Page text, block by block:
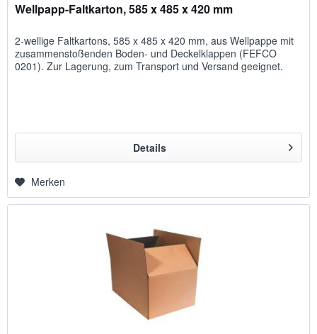
Wellpapp-Faltkarton, 585 x 485 x 420 mm
2-wellige Faltkartons, 585 x 485 x 420 mm, aus Wellpappe mit
zusammenstoßenden Boden- und Deckelklappen (FEFCO
0201). Zur Lagerung, zum Transport und Versand geeignet.
Details
Merken